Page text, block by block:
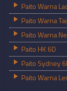
Paito Warna
Paito Warna
Paito Warna
Paito HK 6D
Paito Sydney
Paito Warna